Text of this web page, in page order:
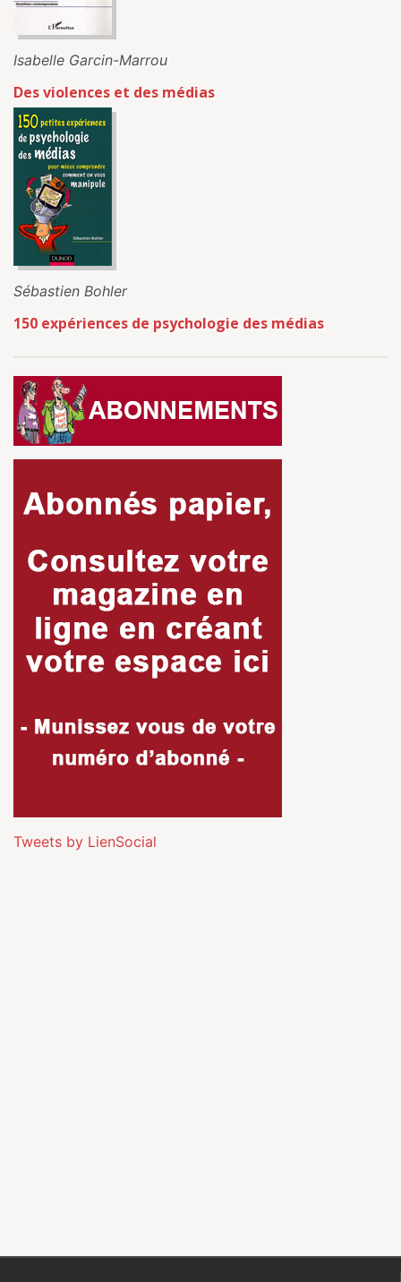
Isabelle Garcin-Marrou
Des violences et des médias
Sébastien Bohler
150 expériences de psychologie des médias
Tweets by LienSocial